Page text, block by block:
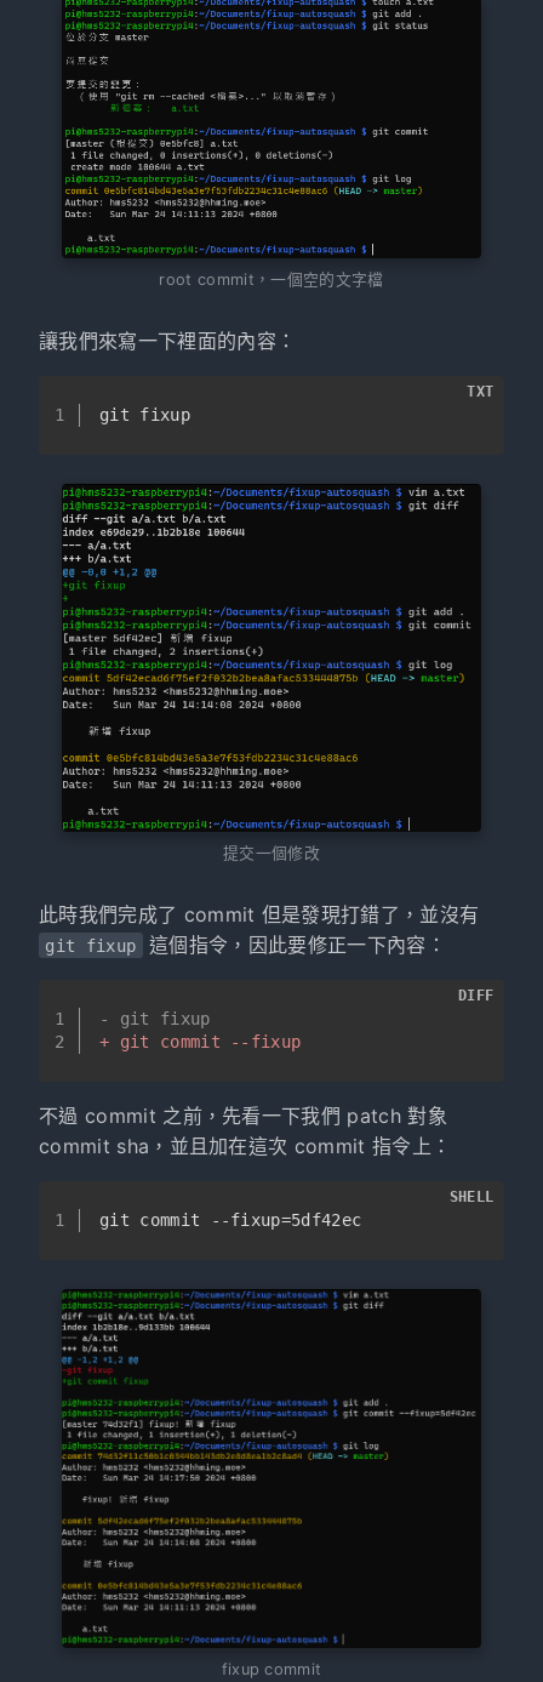
root commit，一個空的文字檔
讓我們來寫一下裡面的內容：
1 git fixup
TXT
提交一個修改
此時我們完成了 commit 但是發現打錯了，並沒有
git fixup 這個指令，因此要修正一下內容：
1
2
- git fixup
+ git commit --fixup
DIFF
不過 commit 之前，先看一下我們 patch 對象
commit sha，並且加在這次 commit 指令上：
1 git commit --fixup=5df42ec
SHELL
fixup commit